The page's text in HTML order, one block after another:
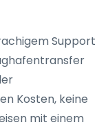
Support
Kosten, keine
mit einem